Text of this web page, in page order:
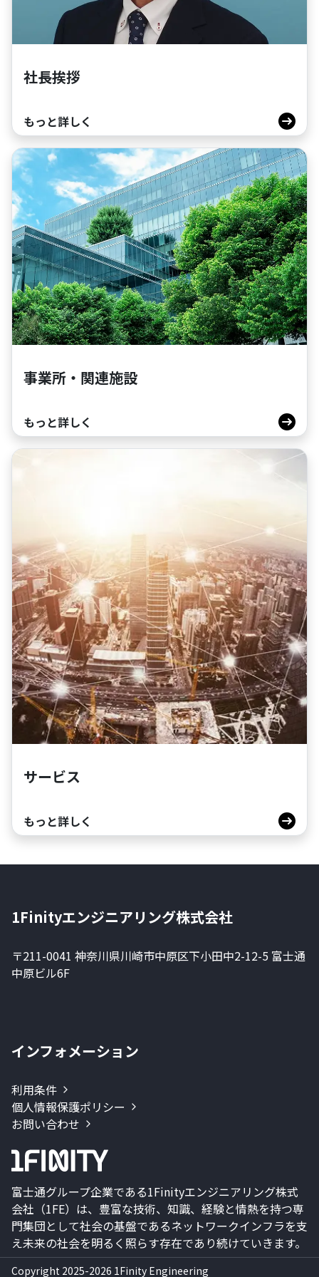
社長挨拶
もっと詳しく
事業所・関連施設
もっと詳しく
サービス
もっと詳しく
1Finityエンジニアリング株式会社
〒211-0041 神奈川県川崎市中原区下小田中2-12-5 富士通
中原ビル6F
インフォメーション
利用条件
個人情報保護ポリシー
お問い合わせ
富士通グループ企業である1Finityエンジニアリング株式
会社（1FE）は、豊富な技術、知識、経験と情熱を持つ専
門集団として社会の基盤であるネットワークインフラを支
え未来の社会を明るく照らす存在であり続けていきます。
Copyright 2025-2026 1Finity Engineering